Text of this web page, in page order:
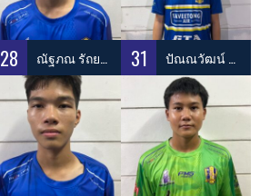
28 ณัฐภณ รัถยาบัณฑิต 31 ปัณณวัฒน์ ศิริสุรักษ์